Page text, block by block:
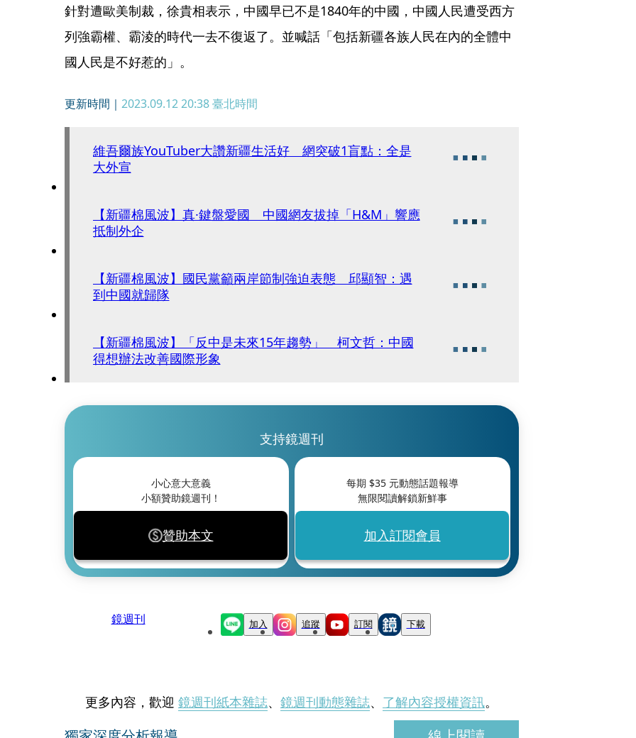
針對遭歐美制裁，徐貴相表示，中國早已不是1840年的中國，中國人民遭受西方
列強霸權、霸淩的時代一去不復返了。並喊話「包括新疆各族人民在內的全體中
國人民是不好惹的」。
更新時間｜ 2023.09.12 20:38臺北時間
維吾爾族YouTuber大讚新疆生活好 網突破1盲點：全是
大外宣
【新疆棉風波】真·鍵盤愛國 中國網友拔掉「H&M」響應
抵制外企
【新疆棉風波】國民黨籲兩岸節制強迫表態 邱顯智：遇
到中國就歸隊
【新疆棉風波】「反中是未來15年趨勢」 柯文哲：中國
得想辦法改善國際形象
支持鏡週刊
小心意大意義
小額贊助鏡週刊！
贊助本文
每期 $35元動態話題報導
無限閱讀解鎖新鮮事
加入訂閱會員
鏡週刊 加入 追蹤 訂閱 下載
更多內容，歡迎 鏡週刊紙本雜誌、 鏡週刊動態雜誌、 了解內容授權資訊。